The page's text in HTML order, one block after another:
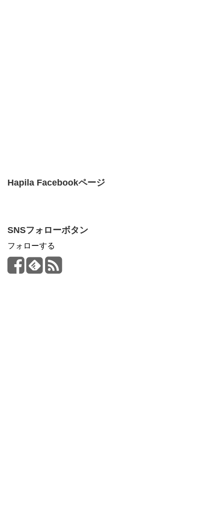
Hapila Facebookページ
SNSフォローボタン
フォローする